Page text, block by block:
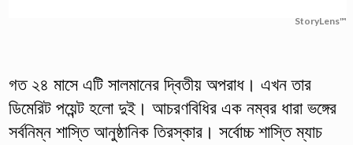
StoryLens™
গত ২৪ মাসে এটি সালমানের দ্বিতীয় অপরাধ। এখন তার
ডিমেরিট পয়েন্ট হলো দুই। আচরণবিধির এক নম্বর ধারা ভঙ্গের
সর্বনিম্ন শাস্তি আনুষ্ঠানিক তিরস্কার। সর্বোচ্চ শাস্তি ম্যাচ